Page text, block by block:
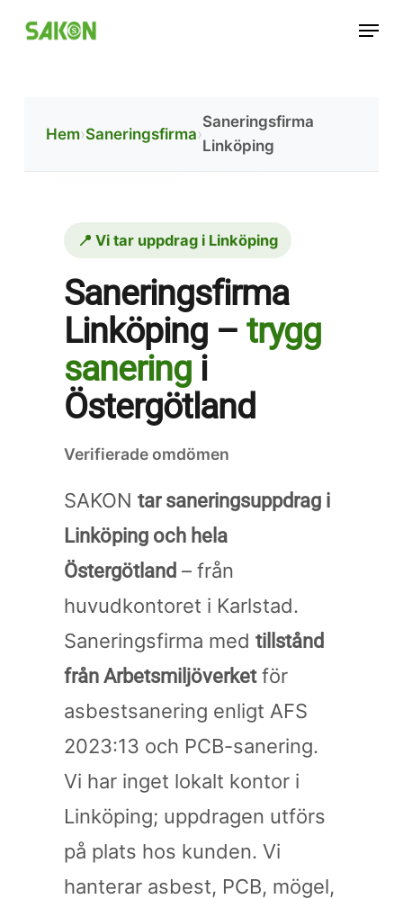
Skip
Menu
Hem›Saneringsfirma›
Saneringsfirma
Linköping
📍 Vi tar uppdrag i Linköping
Saneringsfirma
Linköping – trygg
saneringi
Östergötland
Verifierade omdömen
SAKON tar saneringsuppdrag i
Linköping och hela
Östergötland– från
huvudkontoret i Karlstad.
Saneringsfirma med tillstånd
från Arbetsmiljöverketför
asbestsanering enligt AFS
2023:13 och PCB-sanering.
Vi har inget lokalt kontor i
Linköping; uppdragen utförs
på plats hos kunden. Vi
hanterar asbest, PCB, mögel,